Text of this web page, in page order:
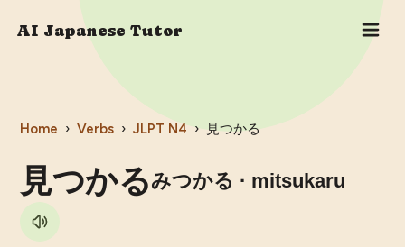
AI Japanese Tutor
Home › Verbs › JLPT N4 › 見つかる
見つかるみつかる · mitsukaru